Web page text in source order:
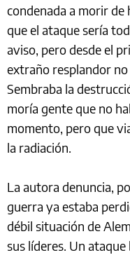
condenada a morir de
que el ataque sería
aviso, pero desde el
extraño resplandor
Sembraba la
moría gente que no
momento, pero que
la radiación.
La autora denuncia,
guerra ya estaba
débil situación de
sus líderes. Un